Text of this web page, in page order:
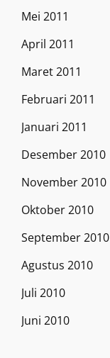
Mei 2011
April 2011
Maret 2011
Februari 2011
Januari 2011
Desember 2010
November 2010
Oktober 2010
September 2010
Agustus 2010
Juli 2010
Juni 2010